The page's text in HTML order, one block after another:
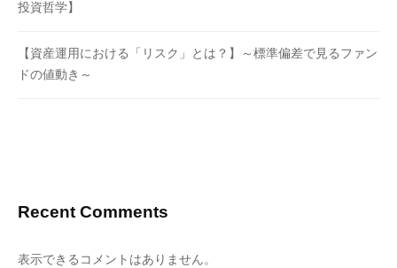
投資哲学】
【資産運用における「リスク」とは？】～標準偏差で見るファン
ドの値動き～
Recent Comments
表示できるコメントはありません。